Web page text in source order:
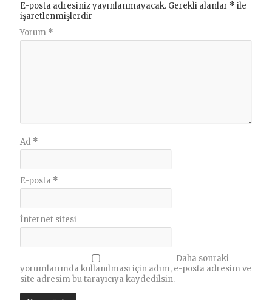
E-posta adresiniz yayınlanmayacak. Gerekli alanlar * ile
işaretlenmişlerdir
Yorum *
Ad *
E-posta *
İnternet sitesi
Daha sonraki
yorumlarımda kullanılması için adım, e-posta adresim ve
site adresim bu tarayıcıya kaydedilsin.